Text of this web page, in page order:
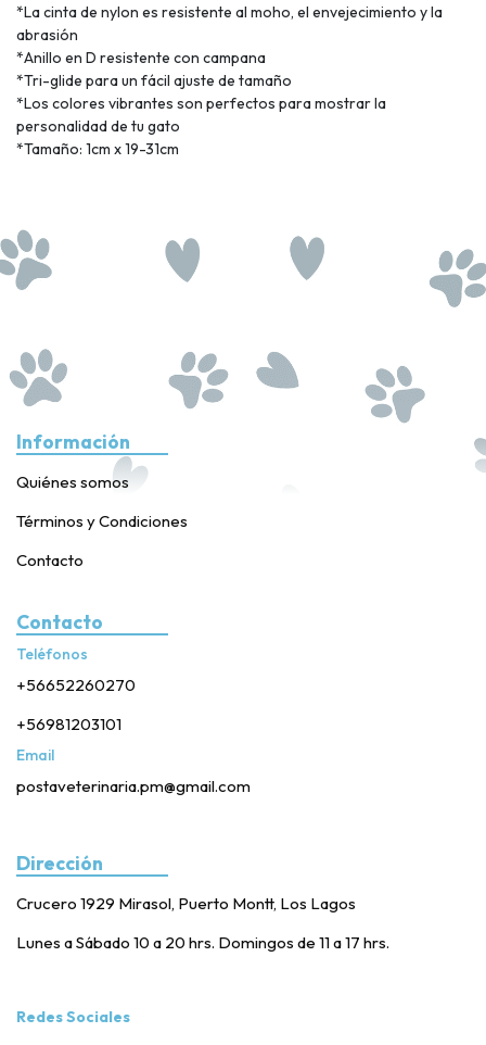
*La cinta de nylon es resistente al moho, el envejecimiento y la
abrasión
*Anillo en D resistente con campana
*Tri-glide para un fácil ajuste de tamaño
*Los colores vibrantes son perfectos para mostrar la
personalidad de tu gato
*Tamaño: 1cm x 19-31cm
Información
Quiénes somos
Términos y Condiciones
Contacto
Contacto
Teléfonos
+56652260270
+56981203101
Email
postaveterinaria.pm@gmail.com
Dirección
Crucero 1929 Mirasol, Puerto Montt, Los Lagos
Lunes a Sábado 10 a 20 hrs. Domingos de 11 a 17 hrs.
Redes Sociales